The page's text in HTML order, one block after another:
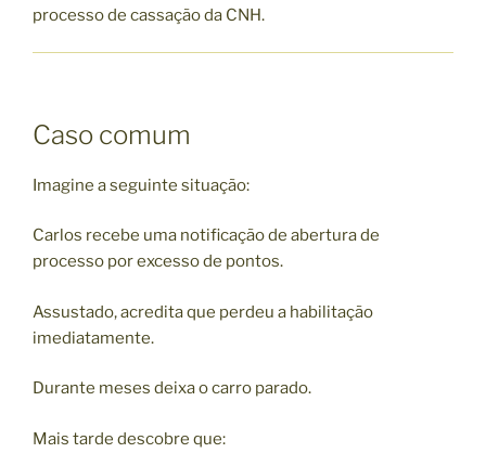
processo de cassação da CNH.
Caso comum
Imagine a seguinte situação:
Carlos recebe uma notificação de abertura de
processo por excesso de pontos.
Assustado, acredita que perdeu a habilitação
imediatamente.
Durante meses deixa o carro parado.
Mais tarde descobre que: